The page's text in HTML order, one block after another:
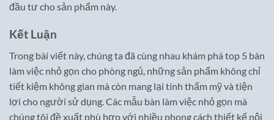
đầu tư cho sản phẩm này.
Kết Luận
Trong bài viết này, chúng ta đã cùng nhau khám phá top 5 bàn
làm việc nhỏ gọn cho phòng ngủ, những sản phẩm không chỉ
tiết kiệm không gian mà còn mang lại tính thẩm mỹ và tiện
lợi cho người sử dụng. Các mẫu bàn làm việc nhỏ gọn mà
chúng tôi đề xuất phù hợp với nhiều phong cách thiết kế nội